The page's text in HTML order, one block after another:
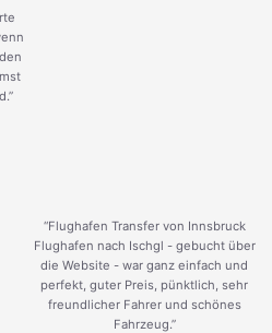
”
“Flughafen Transfer von Innsbruck
Flughafen nach Ischgl - gebucht über
die Website - war ganz einfach und
perfekt, guter Preis, pünktlich, sehr
freundlicher Fahrer und schönes
Fahrzeug.”